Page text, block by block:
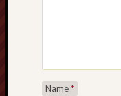
Name*